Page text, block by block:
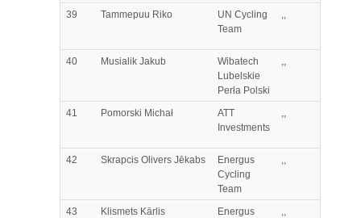
39 Tammepuu Riko
UN Cycling
Team
,,
40 Musialik Jakub
Wibatech
Lubelskie
Perła Polski
,,
41 Pomorski Michał
ATT
Investments
,,
42 Skrapcis Olivers Jēkabs
Energus
Cycling
Team
,,
43 Klismets Kārlis
Energus
,,